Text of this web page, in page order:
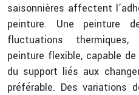
saisonnières affectent
peinture. Une peinture
fluctuations
peinture flexible, capable
du support liés aux
préférable. Des variations